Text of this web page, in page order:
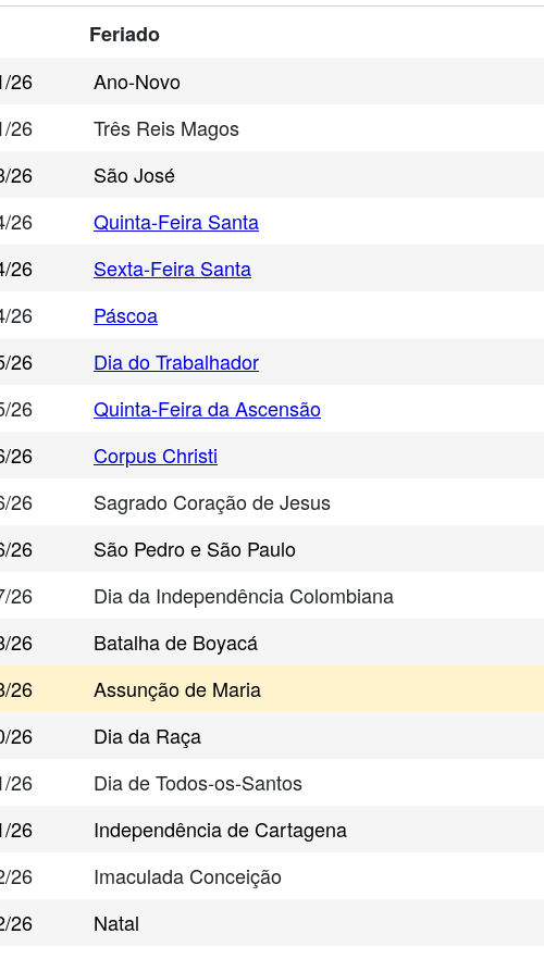
Feriado
26 Ano-Novo
26 Três Reis Magos
26 São José
26 Quinta-Feira Santa
26 Sexta-Feira Santa
26 Páscoa
26 Dia do Trabalhador
26 Quinta-Feira da Ascensão
26 Corpus Christi
26 Sagrado Coração de Jesus
26 São Pedro e São Paulo
26 Dia da Independência Colombiana
26 Batalha de Boyacá
26 Assunção de Maria
26 Dia da Raça
26 Dia de Todos-os-Santos
26 Independência de Cartagena
26 Imaculada Conceição
26 Natal